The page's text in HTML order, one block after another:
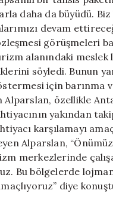
daha da büyüdü.
devam
görüşmeleri
alanındaki
söyledi. Bunun
için barınma
Alparslan, özellikle
yakından
karşılamayı
Alparslan,
merkezlerinde
Bu bölgelerde
diye